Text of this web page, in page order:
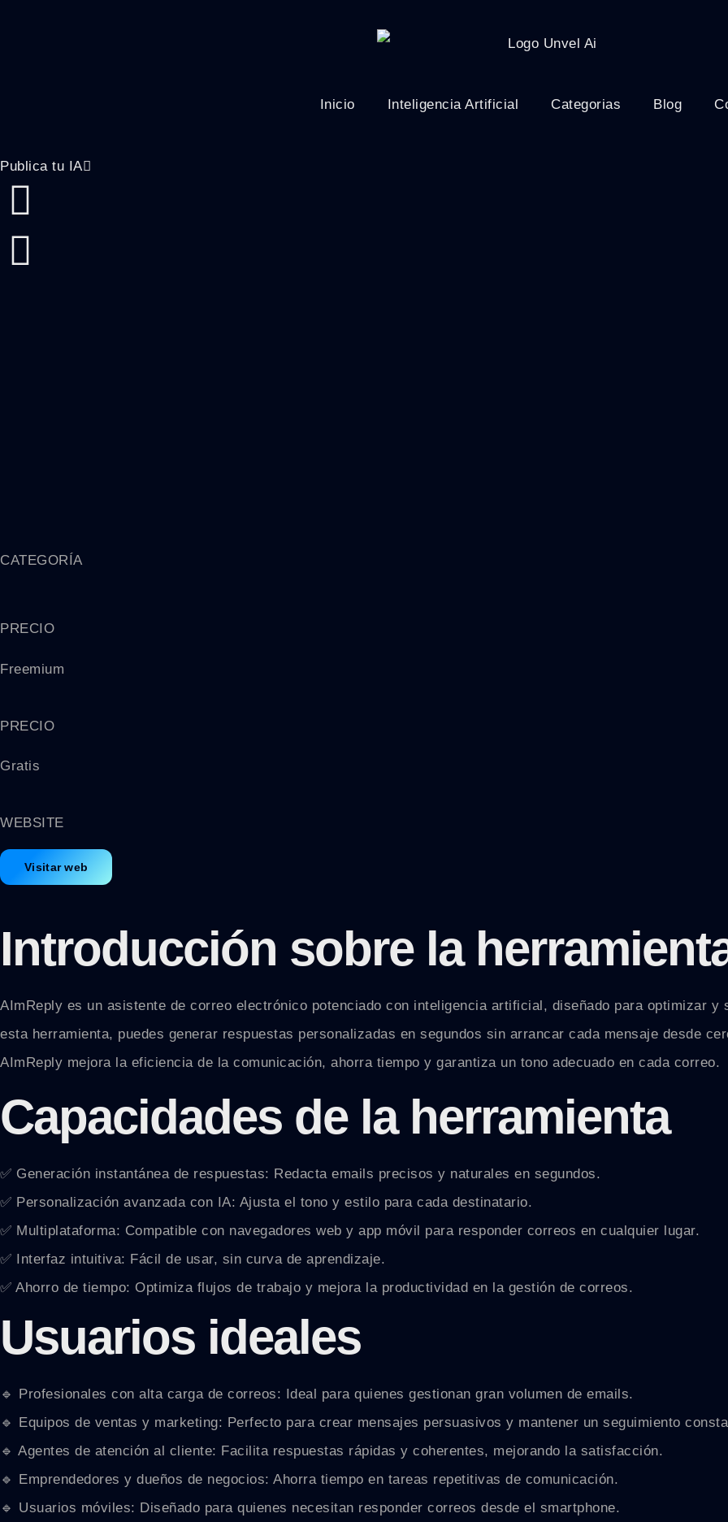
Inicio Inteligencia Artificial Categorias Blog
Publica tu IA
CATEGORÍA
PRECIO
Freemium
PRECIO
Gratis
WEBSITE
Visitar web
Introducción sobre la
AImReply es un asistente de correo electrónico potenciado con inteligencia artificial, diseñado para optimizar
esta herramienta, puedes generar respuestas personalizadas en segundos sin arrancar cada mensaje desde
AImReply mejora la eficiencia de la comunicación, ahorra tiempo y garantiza un tono adecuado en cada correo.
Capacidades de la herramienta
✅ Generación instantánea de respuestas: Redacta emails precisos y naturales en segundos.
✅ Personalización avanzada con IA: Ajusta el tono y estilo para cada destinatario.
✅ Multiplataforma: Compatible con navegadores web y app móvil para responder correos en cualquier lugar.
✅ Interfaz intuitiva: Fácil de usar, sin curva de aprendizaje.
✅ Ahorro de tiempo: Optimiza flujos de trabajo y mejora la productividad en la gestión de correos.
Usuarios ideales
🔹 Profesionales con alta carga de correos: Ideal para quienes gestionan gran volumen de emails.
🔹 Equipos de ventas y marketing: Perfecto para crear mensajes persuasivos y mantener un seguimiento
🔹 Agentes de atención al cliente: Facilita respuestas rápidas y coherentes, mejorando la satisfacción.
🔹 Emprendedores y dueños de negocios: Ahorra tiempo en tareas repetitivas de comunicación.
🔹 Usuarios móviles: Diseñado para quienes necesitan responder correos desde el smartphone.